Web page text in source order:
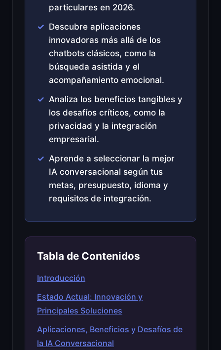
particulares en 2026.
Descubre aplicaciones
innovadoras más allá de los
chatbots clásicos, como la
búsqueda asistida y el
acompañamiento emocional.
Analiza los beneficios tangibles y
los desafíos críticos, como la
privacidad y la integración
empresarial.
Aprende a seleccionar la mejor
IA conversacional según tus
metas, presupuesto, idioma y
requisitos de integración.
Tabla de Contenidos
Introducción
Estado Actual: Innovación y
Principales Soluciones
Aplicaciones, Beneficios y Desafíos de
la IA Conversacional